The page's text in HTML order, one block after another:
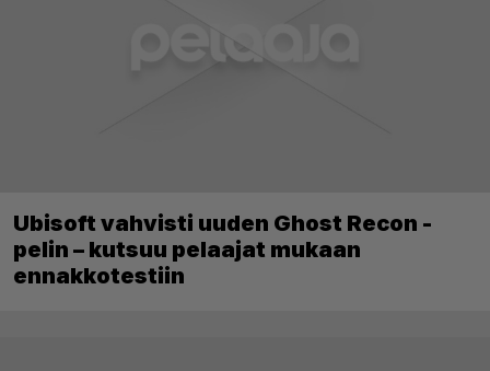
Ubisoft vahvisti uuden Ghost Recon -
pelin – kutsuu pelaajat mukaan
ennakkotestiin